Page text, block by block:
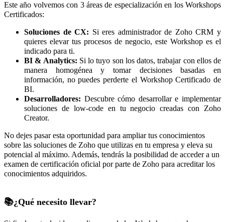
Este año volvemos con 3 áreas de especialización en los Workshops
Certificados:
Soluciones de CX: Si eres administrador de Zoho CRM y
quieres elevar tus procesos de negocio, este Workshop es el
indicado para ti.
BI & Analytics: Si lo tuyo son los datos, trabajar con ellos de
manera homogénea y tomar decisiones basadas en
información, no puedes perderte el Workshop Certificado de
BI.
Desarrolladores: Descubre cómo desarrollar e implementar
soluciones de low-code en tu negociocreadas con Zoho
Creator.
No dejes pasar esta oportunidad para ampliar tus conocimientos
sobre las soluciones de Zoho que utilizas en tu empresa y eleva su
potencial al máximo. Además, tendrás la posibilidad de acceder a un
examen de certificación oficial por parte de Zoho para acreditar los
conocimientos adquiridos.
📚¿Qué necesito llevar?